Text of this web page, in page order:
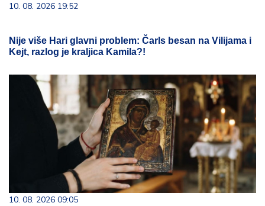
10. 08. 2026 19:52
Nije više Hari glavni problem: Čarls besan na Vilijama i
Kejt, razlog je kraljica Kamila?!
10. 08. 2026 09:05